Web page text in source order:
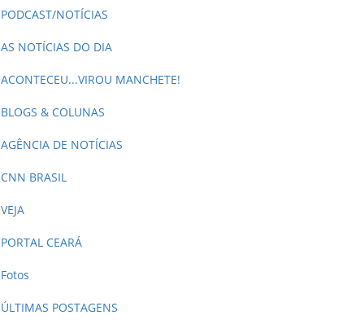
PODCAST/NOTÍCIAS
AS NOTÍCIAS DO DIA
ACONTECEU...VIROU MANCHETE!
BLOGS & COLUNAS
AGÊNCIA DE NOTÍCIAS
CNN BRASIL
VEJA
PORTAL CEARÁ
Fotos
ÚLTIMAS POSTAGENS